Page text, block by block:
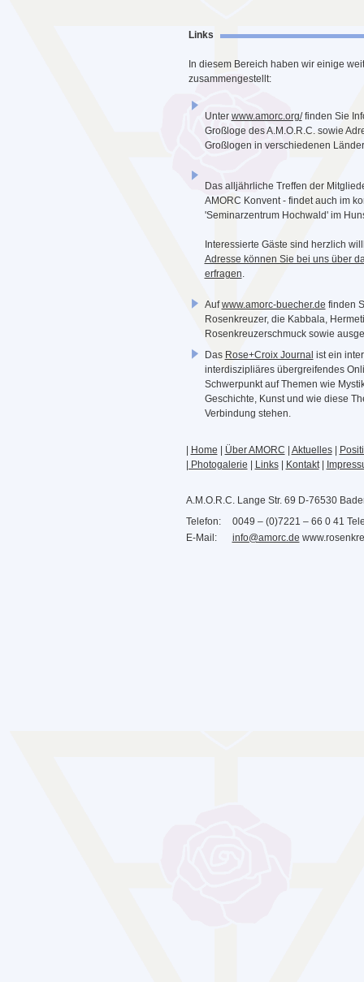
Links
In diesem Bereich haben wir einige
zusammengestellt:
Unter www.amorc.org/finden Sie
Großloge des A.M.O.R.C. sowie
Großlogen in verschiedenen
Das alljährliche Treffen der
AMORC Konvent - findet auch im
'Seminarzentrum Hochwald' im
Interessierte Gäste sind herzlich
Adresse können Sie bei uns über
erfragen.
Aufwww.amorc-buecher.de finden
Rosenkreuzer, die Kabbala,
Rosenkreuzerschmuck sowie
Das Rose+Croix Journal ist ein
interdiszipliäres übergreifendes
Schwerpunkt auf Themen wie
Geschichte, Kunst und wie diese
Verbindung stehen.
Home Über AMORC Aktuelles|
| Photogalerie
Links| Kontakt|
A.M.O.R.C. Lange Str. 69 D-76530
Telefon:
0049 – (0)7221 – 66 0 41
E-Mail:
info@amorc.de